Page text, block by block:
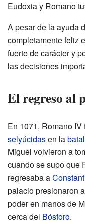
Eudoxia y Romano
A pesar de la ayuda
completamente feliz
fuerte de carácter y
las decisiones
El regreso al
En 1071, Romano
selyúcidasen la
Miguel volvieron a
cuando se supo que
regresaba a
palacio presionaron
poder en manos de
cerca del Bósforo.